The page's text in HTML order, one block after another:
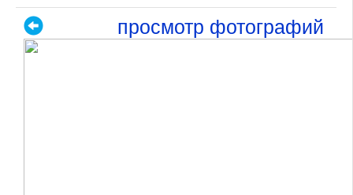
просмотр фотографий